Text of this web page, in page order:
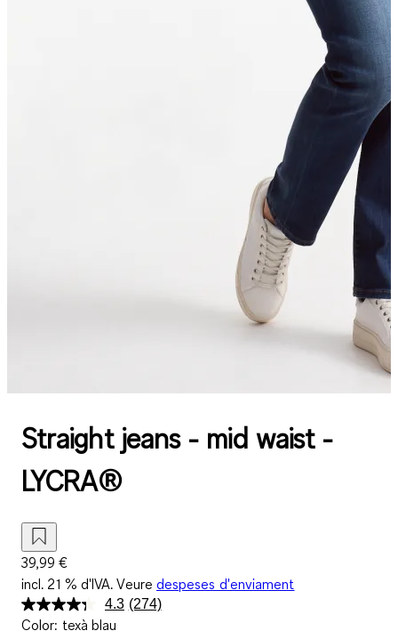
Straight jeans - mid waist -
LYCRA®
39,99 €
incl. 21 % d'IVA. Veure despeses d'enviament
4.3 Llegeix
(274)
Color: texà blau